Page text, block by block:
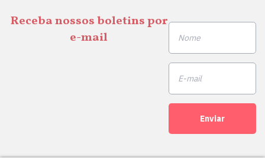
Receba nossos boletins por
e-mail
Enviar